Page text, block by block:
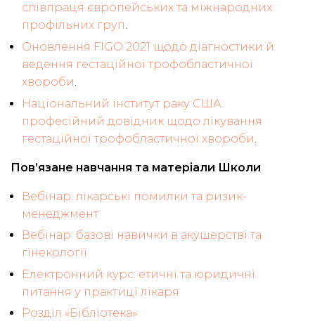
співпраця європейських та міжнародних
профільних груп.
Оновлення FIGO 2021 щодо діагностики й
ведення гестаційної трофобластичної
хвороби.
Національний інститут раку США:
професійний довідник щодо лікування
гестаційної трофобластичної хвороби
Пов’язане навчання та матеріали Школи
Вебінар: лікарські помилки та ризик-
менеджмент
Вебінар: базові навички в акушерстві та
гінекології
Електронний курс: етичні та юридичні
питання у практиці лікаря
Розділ «Бібліотека»